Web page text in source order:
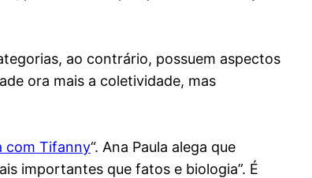
ao contrário, possuem aspectos
ora mais a coletividade, mas
com Tifanny“. Ana Paula alega que
importantes que fatos e biologia”. É